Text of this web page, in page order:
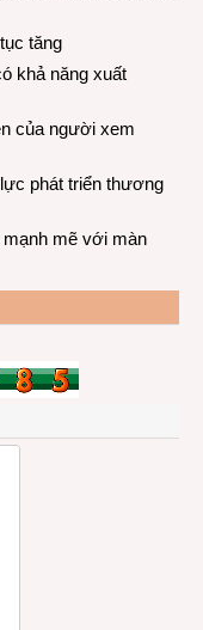
tăng
khả năng xuất
của người xem
phát triển thương
mẽ với màn